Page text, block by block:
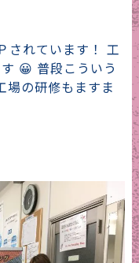
されています！ 工
😀 普段こういう
場の研修もますま